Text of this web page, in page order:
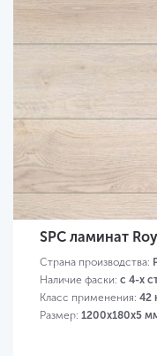
SPC ламинат
Страна производства:
Наличие фаски: с 4-х
Класс применения: 42
Размер: 1200х180х5